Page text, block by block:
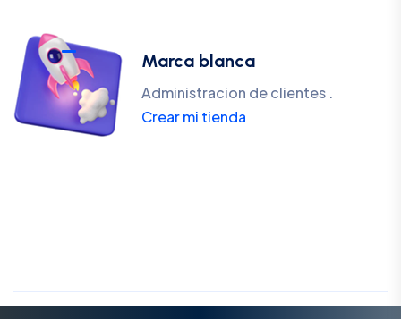
Marca blanca
Administracion de clientes .
Crear mi tienda